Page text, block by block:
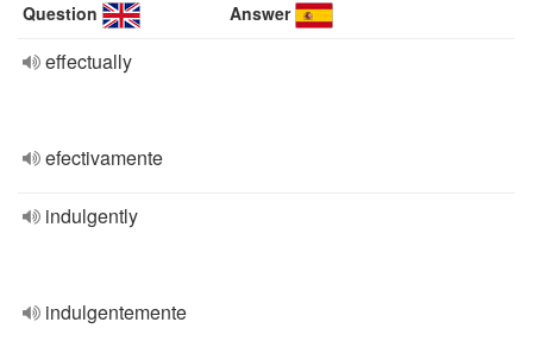
Question Answer
effectually
efectivamente
indulgently
indulgentemente